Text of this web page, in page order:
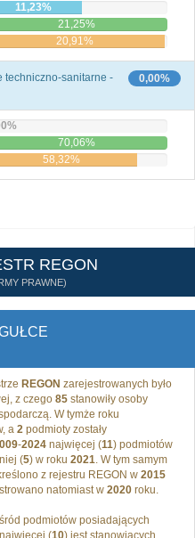
11,23%
21,25%
20,91%
0,00%
techniczno-sanitarne -
70,06%
58,32%
REGON
PRAWNE)
REGON zarejestrowanych było
z czego 85 stanowiły osoby
W tymże roku
a 2 podmioty zostały
-2024 najwięcej (11) podmiotów
(5) w roku 2021. W tym samym
z rejestru REGON w 2015
natomiast w 2020 roku.
podmiotów posiadających
(10) jest stanowiących